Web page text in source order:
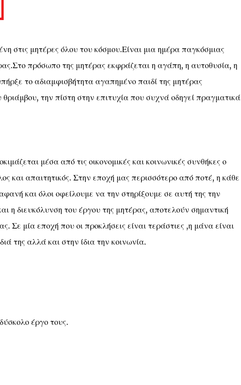
στις μητέρες όλου του κόσμου.Είναι μια ημέρα παγκόσμιας
πρόσωπο της μητέρας εκφράζεται η αγάπη, η αυτοθυσία, η
το αδιαμφισβήτητα αγαπημένο παιδί της μητέρας
την πίστη στην επιτυχία που συχνά οδηγεί πραγματικά
μέσα από τις οικονομικές και κοινωνικές συνθήκες ο
και απαιτητικός. Στην εποχή μας περισσότερο από ποτέ, η κάθε
και όλοι οφείλουμε να την στηρίξουμε σε αυτή της την
η διευκόλυνση του έργου της μητέρας, αποτελούν σημαντική
Σε μία εποχή που οι προκλήσεις είναι τεράστιες ,η μάνα είναι
της αλλά και στην ίδια την κοινωνία.
έργο τους.